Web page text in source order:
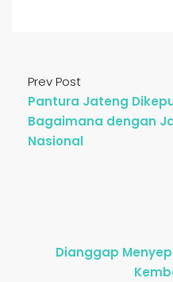
Prev Post
Pantura Jateng
Bagaimana dengan
Nasional
Dianggap